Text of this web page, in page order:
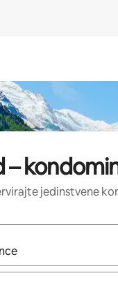
–
jedinstvene
rezultati, moći ćete